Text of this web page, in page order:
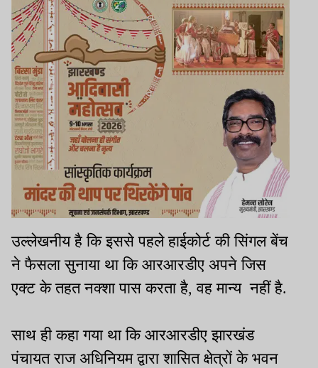
उल्लेखनीय है कि इससे पहले हाईकोर्ट की सिंगल बेंच
ने फैसला सुनाया था कि आरआरडीए अपने जिस
एक्ट के तहत नक्शा पास करता है, वह मान्य नहीं है.
साथ ही कहा गया था कि आरआरडीए झारखंड
पंचायत राज अधिनियम द्वारा शासित क्षेत्रों के भवन